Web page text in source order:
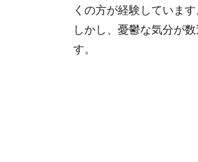
くの方が経験していま
しかし、憂鬱な気分が
す。